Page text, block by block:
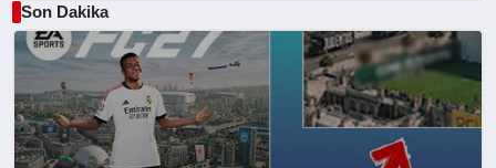
Son Dakika